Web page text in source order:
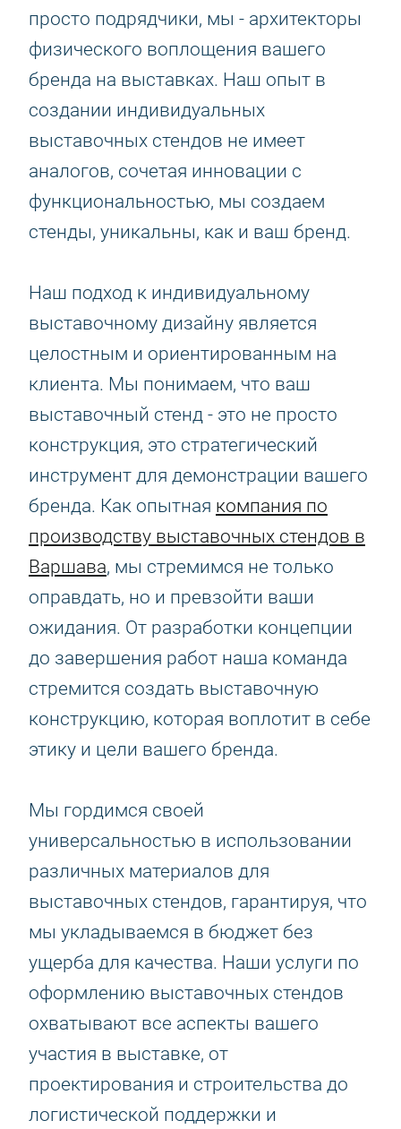
просто подрядчики, мы - архитекторы
физического воплощения вашего
бренда на выставках. Наш опыт в
создании индивидуальных
выставочных стендов не имеет
аналогов, сочетая инновации с
функциональностью, мы создаем
стенды, уникальны, как и ваш бренд.
Наш подход к индивидуальному
выставочному дизайну является
целостным и ориентированным на
клиента. Мы понимаем, что ваш
выставочный стенд - это не просто
конструкция, это стратегический
инструмент для демонстрации вашего
бренда. Как опытная компания по
производству выставочных стендов в
Варшава, мы стремимся не только
оправдать, но и превзойти ваши
ожидания. От разработки концепции
до завершения работ наша команда
стремится создать выставочную
конструкцию, которая воплотит в себе
этику и цели вашего бренда.
Мы гордимся своей
универсальностью в использовании
различных материалов для
выставочных стендов, гарантируя, что
мы укладываемся в бюджет без
ущерба для качества. Наши услуги по
оформлению выставочных стендов
охватывают все аспекты вашего
участия в выставке, от
проектирования и строительства до
логистической поддержки и